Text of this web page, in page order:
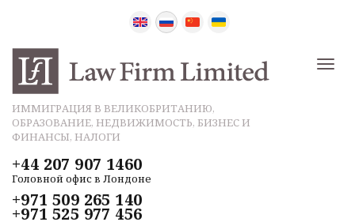
ИММИГРАЦИЯ В ВЕЛИКОБРИТАНИЮ,
ОБРАЗОВАНИЕ, НЕДВИЖИМОСТЬ, БИЗНЕС И
ФИНАНСЫ, НАЛОГИ
+44 207 907 1460
Головной офис в Лондоне
+971 509 265 140
+971 525 977 456